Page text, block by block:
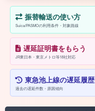
振替輸送の使い方
Suica/PASMOの利用条件・対象路線
遅延証明書をもらう
JR東日本・東京メトロ等18社対応
東急池上線の遅延履歴
過去の遅延件数・原因傾向